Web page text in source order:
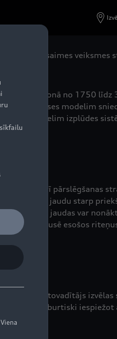
uzsāka saimes veiksmes
diapazonā no 1750 līdz
klases modelim
TDI modelim izplūdes
kā arī pārslēgšanas
sistēma jaudu starp
pat 70 % jaudas var
iekšpusē esošos
kad autovadītājs izvēlas
saķeri – burtiski